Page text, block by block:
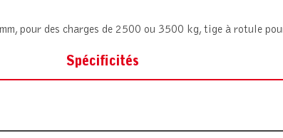
pour des charges de 2500 ou 3500 kg, tige à rotule
Spécificités